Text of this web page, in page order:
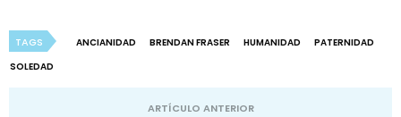
TAGS ANCIANIDAD BRENDAN FRASER HUMANIDAD
PATERNIDAD
SOLEDAD
ARTÍCULO ANTERIOR